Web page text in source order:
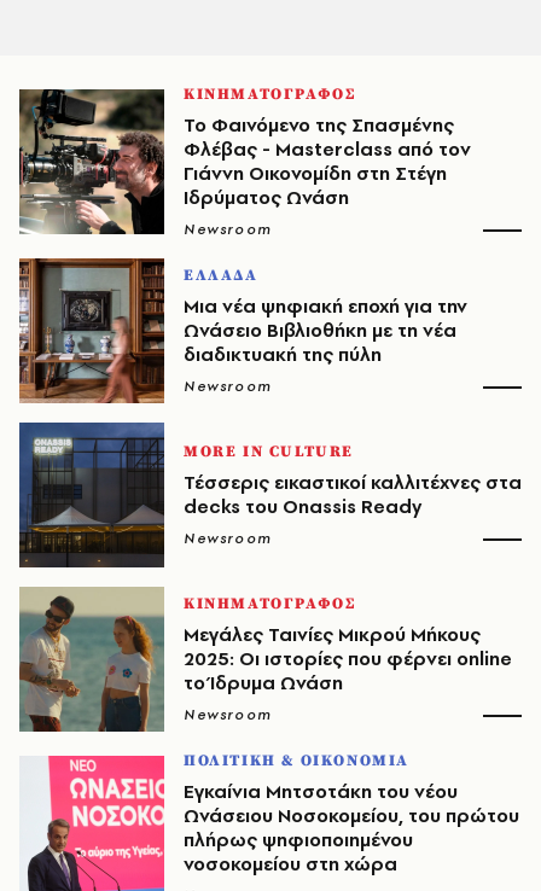
ΚΙΝΗΜΑΤΟΓΡΑΦΟΣ
Το Φαινόμενο της Σπασμένης
Φλέβας - Masterclass από τον
Γιάννη Οικονομίδη στη Στέγη
Ιδρύματος Ωνάση
Newsroom
ΕΛΛΑΔΑ
Μια νέα ψηφιακή εποχή για την
Ωνάσειο Βιβλιοθήκη με τη νέα
διαδικτυακή της πύλη
Newsroom
MORE IN CULTURE
Τέσσερις εικαστικοί καλλιτέχνες στα
decks του Onassis Ready
Newsroom
ΚΙΝΗΜΑΤΟΓΡΑΦΟΣ
Μεγάλες Ταινίες Μικρού Μήκους
2025: Οι ιστορίες που φέρνει online
το Ίδρυμα Ωνάση
Newsroom
ΠΟΛΙΤΙΚΗ & ΟΙΚΟΝΟΜΙΑ
Εγκαίνια Μητσοτάκη του νέου
Ωνάσειου Νοσοκομείου, του πρώτου
πλήρως ψηφιοποιημένου
νοσοκομείου στη χώρα